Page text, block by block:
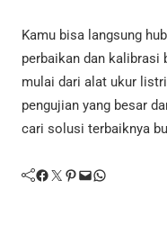
Kamu bisa langsung
perbaikan dan kalibrasi
mulai dari alat ukur
pengujian yang besar
cari solusi terbaiknya
Facebook Twitter Pinterest Mail WhatsApp